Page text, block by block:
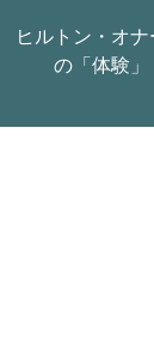
ヒルトン・オナ
の「体験」